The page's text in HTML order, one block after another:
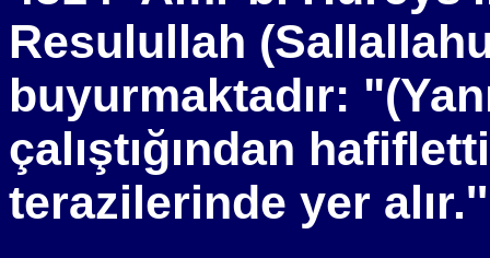
Resulullah
buyurmaktadır:
çalıştığından
terazilerinde yer alır.''